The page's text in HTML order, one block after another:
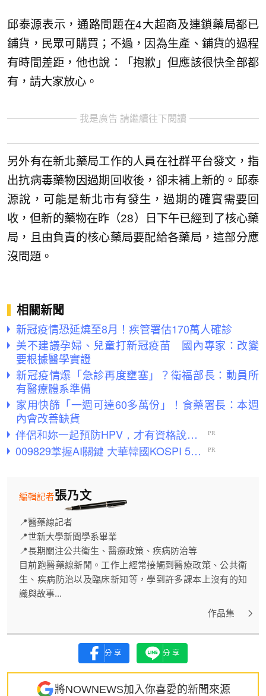
邱泰源表示，通路問題在4大超商及連鎖藥局都已
鋪貨，民眾可購買；不過，因為生產、鋪貨的過程
有時間差距，他也說：「抱歉」但應該很快全部都
有，請大家放心。
我是廣告 請繼續往下閱讀
另外有在新北藥局工作的人員在社群平台發文，指
出抗病毒藥物因過期回收後，卻未補上新的。邱泰
源說，可能是新北市有發生，過期的確實需要回
收，但新的藥物在昨（28）日下午已經到了核心藥
局，且由負責的核心藥局要配給各藥局，這部分應
沒問題。
相關新聞
新冠疫情恐延燒至8月！疾管署估170萬人確診
美不建議孕婦、兒童打新冠疫苗 國內專家：改變
要根據醫學實證
新冠疫情爆「急診再度壅塞」？衛福部長：動員所
有醫療體系準備
家用快篩「一週可達60多萬份」！食藥署長：本週
內會改善缺貨
張乃文
編輯記者
📍醫藥線記者
📍世新大學新聞學系畢業
📍長期關注公共衛生、醫療政策、疾病防治等
目前跑醫藥線新聞。工作上經常接觸到醫療政策、公共衛
生、疾病防治以及臨床新知等，學到許多課本上沒有的知
識與故事...
作品集
分享 分享
將NOWNEWS加入你喜愛的新聞來源